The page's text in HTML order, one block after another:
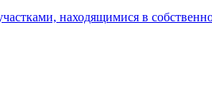
находящимися в